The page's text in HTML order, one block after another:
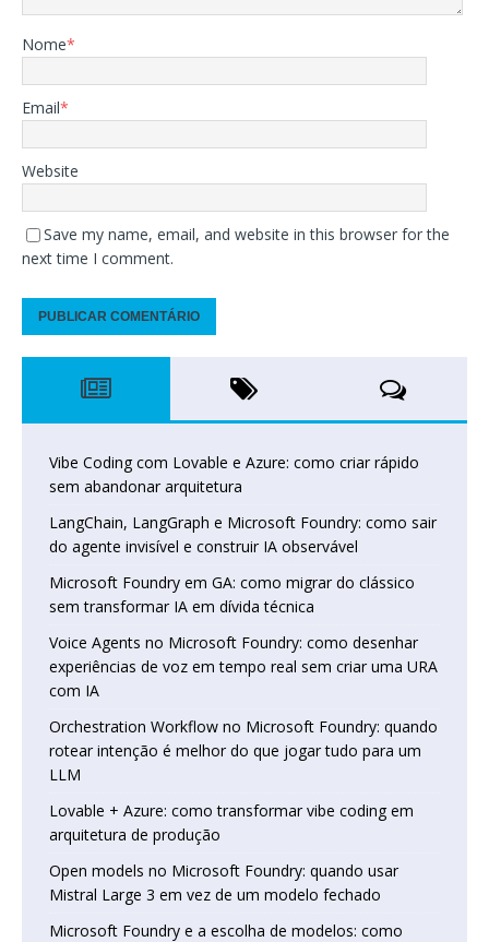
Nome*
Email*
Website
Save my name, email, and website in this browser for the
next time I comment.
Vibe Coding com Lovable e Azure: como criar rápido
sem abandonar arquitetura
LangChain, LangGraph e Microsoft Foundry: como sair
do agente invisível e construir IA observável
Microsoft Foundry em GA: como migrar do clássico
sem transformar IA em dívida técnica
Voice Agents no Microsoft Foundry: como desenhar
experiências de voz em tempo real sem criar uma URA
com IA
Orchestration Workflow no Microsoft Foundry: quando
rotear intenção é melhor do que jogar tudo para um
LLM
Lovable + Azure: como transformar vibe coding em
arquitetura de produção
Open models no Microsoft Foundry: quando usar
Mistral Large 3 em vez de um modelo fechado
Microsoft Foundry e a escolha de modelos: como